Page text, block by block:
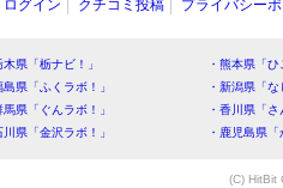
ログイン クチコミ投稿 プライバシー
木県「栃ナビ！」
・熊本県「
島県「ふくラボ！」
・新潟県「
馬県「ぐんラボ！」
・香川県「
川県「金沢ラボ！」
・鹿児島県
(C) HitBit